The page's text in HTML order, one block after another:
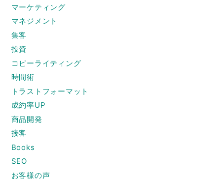
マーケティング
マネジメント
集客
投資
コピーライティング
時間術
トラストフォーマット
成約率UP
商品開発
接客
Books
SEO
お客様の声